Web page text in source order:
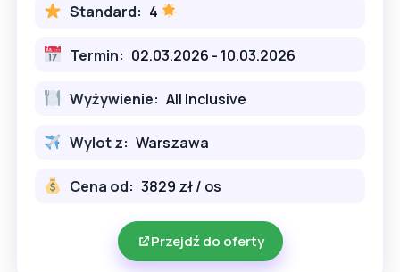
Standard: 4
Termin: 02.03.2026 - 10.03.2026
Wyżywienie: All Inclusive
Wylot z: Warszawa
Cena od: 3829 zł / os
Przejdź do oferty